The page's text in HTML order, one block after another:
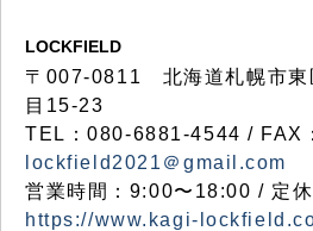
LOCKFIELD
〒007-0811 北海道札幌市東
目15-23
TEL：080-6881-4544 / FAX
lockfield2021＠gmail.com
営業時間：9:00〜18:00 / 定
https://www.kagi-